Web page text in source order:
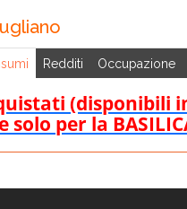
Redditi Occupazione
(disponibili
solo per la